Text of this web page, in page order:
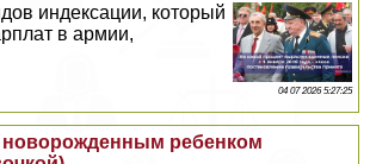
индексации, который
в армии,
04 07 2026 5:27:25
новорожденным ребенком